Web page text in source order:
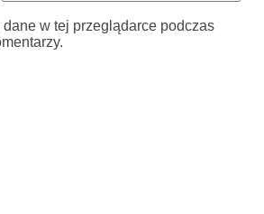
w tej przeglądarce podczas